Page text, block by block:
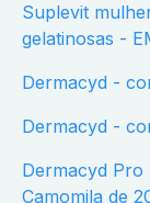
Suplevit mulher - vitamina com 30 cápsulas
gelatinosas -
Dermacyd -
Dermacyd -
Dermacyd Pro Bio Breeze - com 1 frasco Breeze
Camomila de